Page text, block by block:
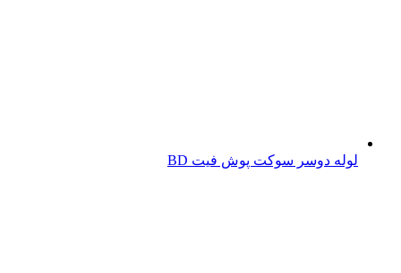
لوله دوسر سوکت پوش فیت BD